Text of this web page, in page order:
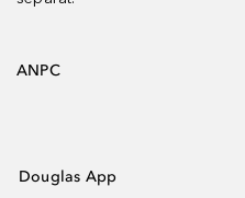
ANPC
Douglas App